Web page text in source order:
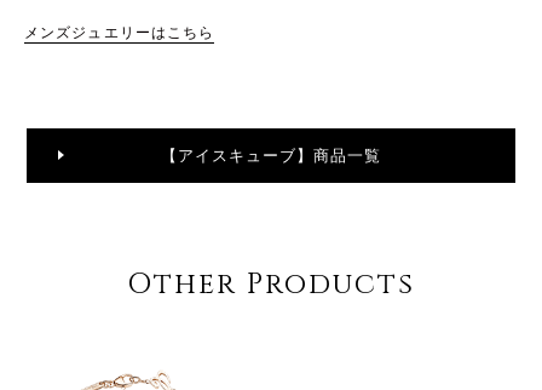
メンズジュエリーはこちら
【アイスキューブ】商品一覧
Other Products